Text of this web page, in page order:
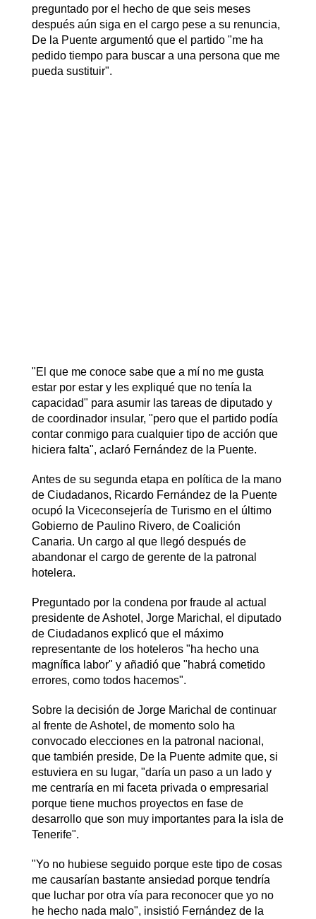
preguntado por el hecho de que seis meses
después aún siga en el cargo pese a su renuncia,
De la Puente argumentó que el partido "me ha
pedido tiempo para buscar a una persona que me
pueda sustituir".
"El que me conoce sabe que a mí no me gusta
estar por estar y les expliqué que no tenía la
capacidad" para asumir las tareas de diputado y
de coordinador insular, "pero que el partido podía
contar conmigo para cualquier tipo de acción que
hiciera falta", aclaró Fernández de la Puente.
Antes de su segunda etapa en política de la mano
de Ciudadanos, Ricardo Fernández de la Puente
ocupó la Viceconsejería de Turismo en el último
Gobierno de Paulino Rivero, de Coalición
Canaria. Un cargo al que llegó después de
abandonar el cargo de gerente de la patronal
hotelera.
Preguntado por la condena por fraude al actual
presidente de Ashotel, Jorge Marichal, el diputado
de Ciudadanos explicó que el máximo
representante de los hoteleros "ha hecho una
magnífica labor" y añadió que "habrá cometido
errores, como todos hacemos".
Sobre la decisión de Jorge Marichal de continuar
al frente de Ashotel, de momento solo ha
convocado elecciones en la patronal nacional,
que también preside, De la Puente admite que, si
estuviera en su lugar, "daría un paso a un lado y
me centraría en mi faceta privada o empresarial
porque tiene muchos proyectos en fase de
desarrollo que son muy importantes para la isla de
Tenerife".
"Yo no hubiese seguido porque este tipo de cosas
me causarían bastante ansiedad porque tendría
que luchar por otra vía para reconocer que yo no
he hecho nada malo", insistió Fernández de la